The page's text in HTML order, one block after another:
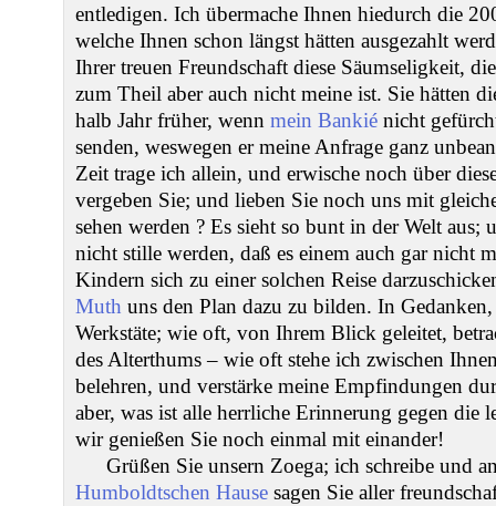
entledigen. Ich übermache Ihnen hiedurch die
welche Ihnen schon längst hätten ausgezahlt
Ihrer treuen Freundschaft diese Säumseligkeit,
zum Theil aber auch nicht meine ist. Sie hätten
halb Jahr früher, wenn mein Bankié nicht
senden, weswegen er meine Anfrage ganz
Zeit trage ich allein, und erwische noch über
vergeben Sie; und lieben Sie noch uns mit
sehen werden ? Es sieht so bunt in der Welt aus;
nicht stille werden, daß es einem auch gar nicht
Kindern sich zu einer solchen Reise
Muth uns den Plan dazu zu bilden. In
Werkstäte; wie oft, von Ihrem Blick geleitet,
des Alterthums – wie oft stehe ich zwischen
belehren, und verstärke meine Empfindungen
aber, was ist alle herrliche Erinnerung gegen die
wir genießen Sie noch einmal mit einander!
Grüßen Sie unsern Zoega; ich schreibe und
Humboldtschen Hause sagen Sie aller